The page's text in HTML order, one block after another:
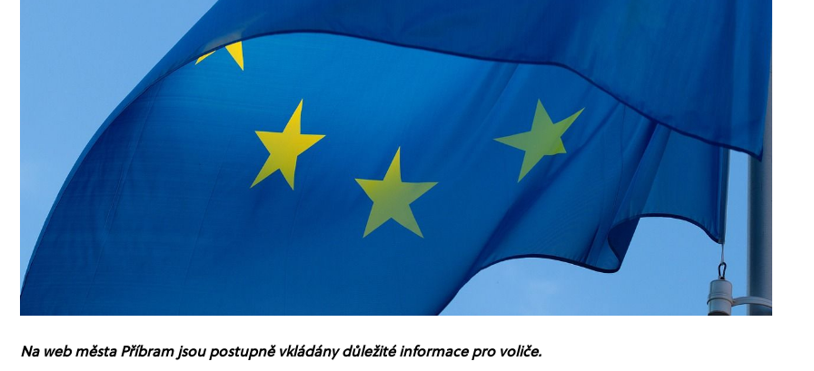
Na web města Příbram jsou postupně vkládány důležité informace pro voliče.